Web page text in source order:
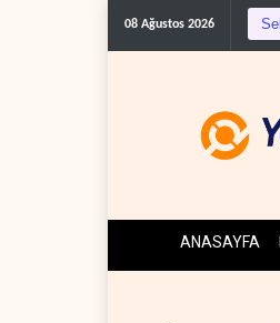
08 Ağustos 2026
ANASAYFA